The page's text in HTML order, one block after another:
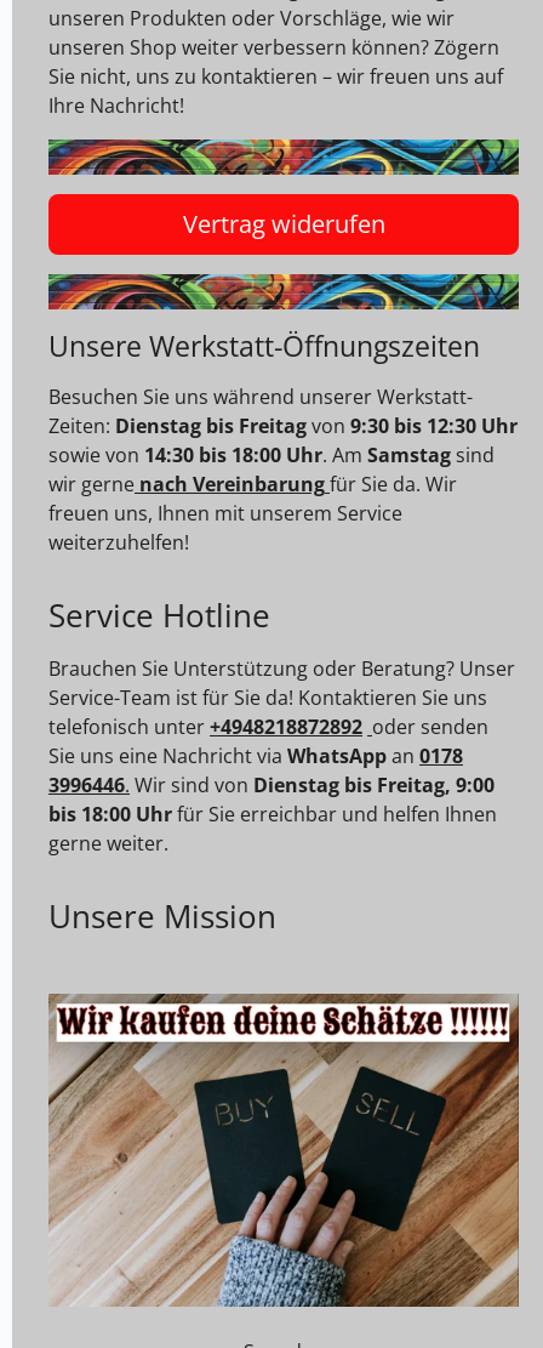
unseren Produkten oder Vorschläge, wie wir
unseren Shop weiter verbessern können? Zögern
Sie nicht, uns zu kontaktieren – wir freuen uns auf
Ihre Nachricht!
Vertrag widerufen
Unsere Werkstatt-Öffnungszeiten
Besuchen Sie uns während unserer Werkstatt-
Zeiten: Dienstag bis Freitagvon 9:30 bis 12:30 Uhr
sowie von 14:30 bis 18:00 Uhr. Am Samstag sind
wir gerne nach Vereinbarungfür Sie da. Wir
freuen uns, Ihnen mit unserem Service
weiterzuhelfen!
Service Hotline
Brauchen Sie Unterstützung oder Beratung? Unser
Service-Team ist für Sie da! Kontaktieren Sie uns
telefonisch unter+4948218872892 oder senden
Sie uns eine Nachricht via WhatsAppan 0178
3996446. Wir sind von Dienstag bis Freitag, 9:00
bis 18:00 Uhrfür Sie erreichbar und helfen Ihnen
gerne weiter.
Unsere Mission